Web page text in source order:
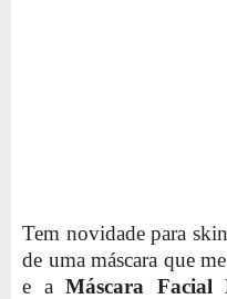
Tem novidade para
de uma máscara que
e a Máscara Facial